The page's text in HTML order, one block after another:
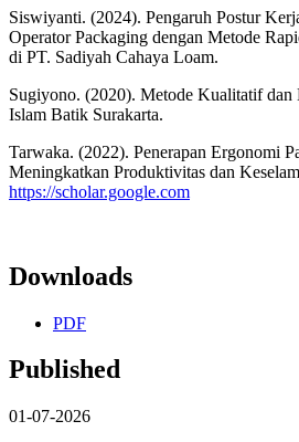
Siswiyanti. (2024). Pengaruh Postur
Operator Packaging dengan Metode
di PT. Sadiyah Cahaya Loam.
Sugiyono. (2020). Metode Kualitatif
Islam Batik Surakarta.
Tarwaka. (2022). Penerapan Ergonomi
Meningkatkan Produktivitas dan
https://scholar.google.com
Downloads
PDF
Published
01-07-2026